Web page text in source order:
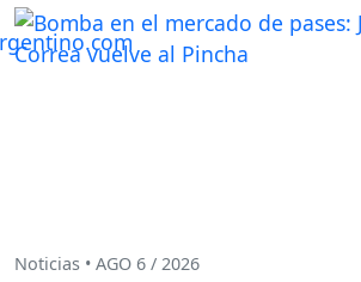
Noticias • AGO 6 / 2026